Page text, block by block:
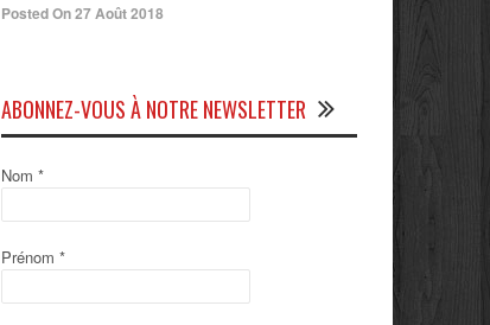
Posted On 27 Août 2018
ABONNEZ-VOUS À NOTRE NEWSLETTER
Nom *
Prénom *